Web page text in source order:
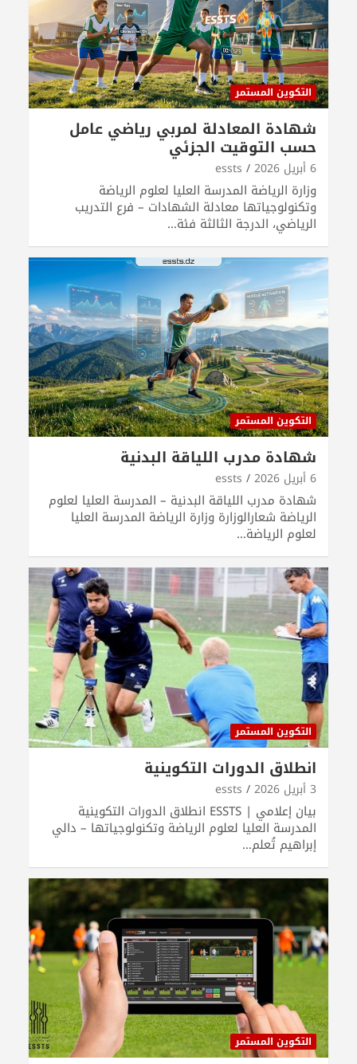
التكوين المستمر
شهادة المعادلة لمربي رياضي عامل
حسب التوقيت الجزئي
6 أبريل 2026 essts
وزارة الرياضة المدرسة العليا لعلوم الرياضة
وتكنولوجياتها معادلة الشهادات – فرع التدريب
الرياضي، الدرجة الثالثة فئة…
التكوين المستمر
شهادة مدرب اللياقة البدنية
6 أبريل 2026 essts
شهادة مدرب اللياقة البدنية – المدرسة العليا لعلوم
الرياضة شعارالوزارة وزارة الرياضة المدرسة العليا
لعلوم الرياضة…
التكوين المستمر
انطلاق الدورات التكوينية
3 أبريل 2026 essts
بيان إعلامي | ESSTS انطلاق الدورات التكوينية
المدرسة العليا لعلوم الرياضة وتكنولوجياتها – دالي
إبراهيم تُعلم…
التكوين المستمر